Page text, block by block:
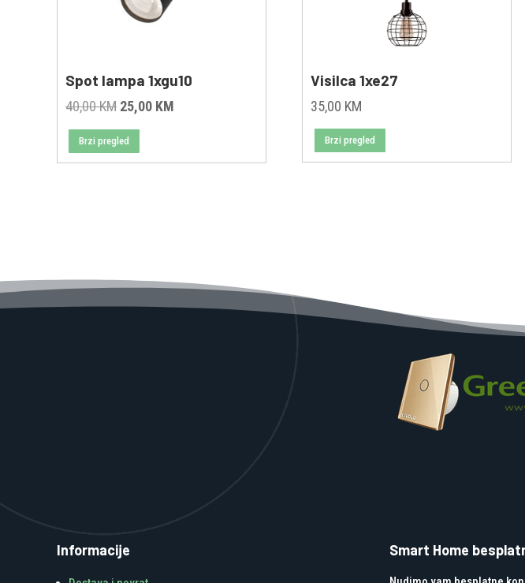
Spot lampa 1xgu10
40,00KM Original
price
was:
40,00 KM.
25,00 KM
25,00 KM.
Brzi pregled
Visilca 1xe27
35,00 KM
Brzi pregled
Informacije Smart Home